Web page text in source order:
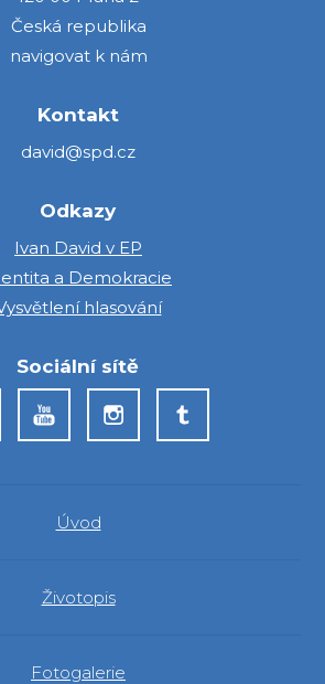
Česká republika
navigovat k nám
Kontakt
david@spd.cz
Odkazy
Ivan David v EP
a Demokracie
hlasování
Sociální sítě
Úvod
Životopis
Fotogalerie